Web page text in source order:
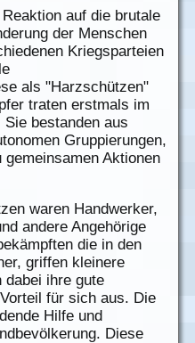
auf die brutale
der Menschen
Kriegsparteien
als "Harzschützen"
traten erstmals im
bestanden aus
Gruppierungen,
Aktionen
waren Handwerker,
andere Angehörige
die in den
griffen kleinere
dabei ihre gute
für sich aus. Die
Hilfe und
Diese